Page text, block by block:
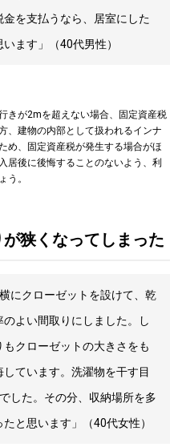
を支払うなら、居室にした
ます」（40代男性）
きが2mを超えない場合、固定資産税
、建物の内部として扱われるインナ
め、固定資産税が発生する場合がほ
居後に後悔することのないよう、利
う。
狭くなってしまった
にクローゼットを設けて、乾
よい間取りにしました。し
クローゼットの大きさをも
ています。洗濯物を干す目
した。その分、収納場所を多
と思います」（40代女性）